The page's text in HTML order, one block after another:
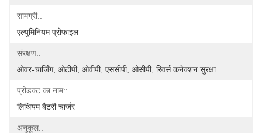
सामग्री::
एल्युमिनियम प्रोफाइल
संरक्षण::
ओवर-चार्जिंग, ओटीपी, ओवीपी, एससीपी, ओसीपी, रिवर्स कनेक्शन सुरक्षा
प्रोडक्ट का नाम::
लिथियम बैटरी चार्जर
अनुकूल::